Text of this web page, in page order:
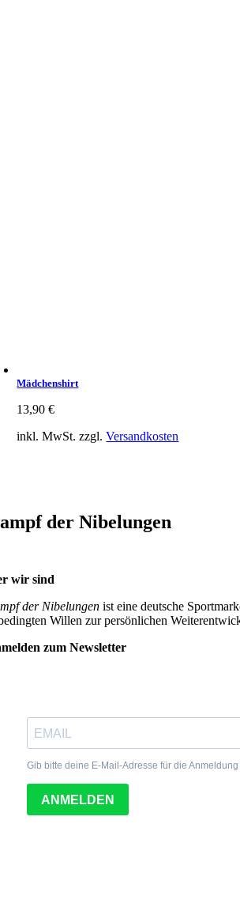
Mädchenshirt
13,90€
inkl. MwSt. zzgl.Versandkosten
der Nibelungen
wir sind
der Nibelungen ist eine deutsche
Willen zur persönlichen
zum Newsletter